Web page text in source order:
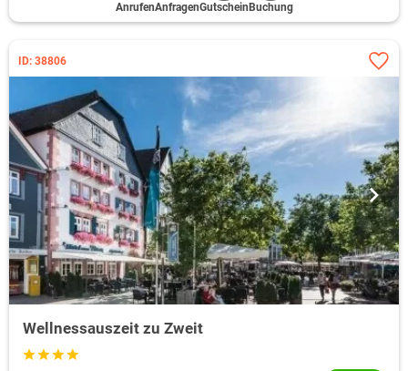
AnrufenAnfragenGutschein Buchung
ID: 38806
Wellnessauszeit zu Zweit